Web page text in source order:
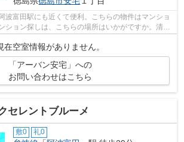
波富田駅にも近くて便利。こちらの物件はマンショ
ション探しは、こちらの場所はいかがですか。清潔
るマンション...
在空室情報がありません。
「アーバン安宅」への
お問い合わせはこちら
セレントブルーメ
敷0 礼0